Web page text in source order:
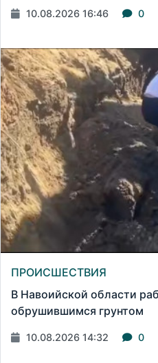
10.08.2026 16:46 0
ПРОИСШЕСТВИЯ
В Навоийской области
обрушившимся грунтом
10.08.2026 14:32 0